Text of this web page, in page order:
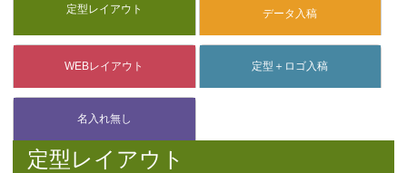
定型レイアウト